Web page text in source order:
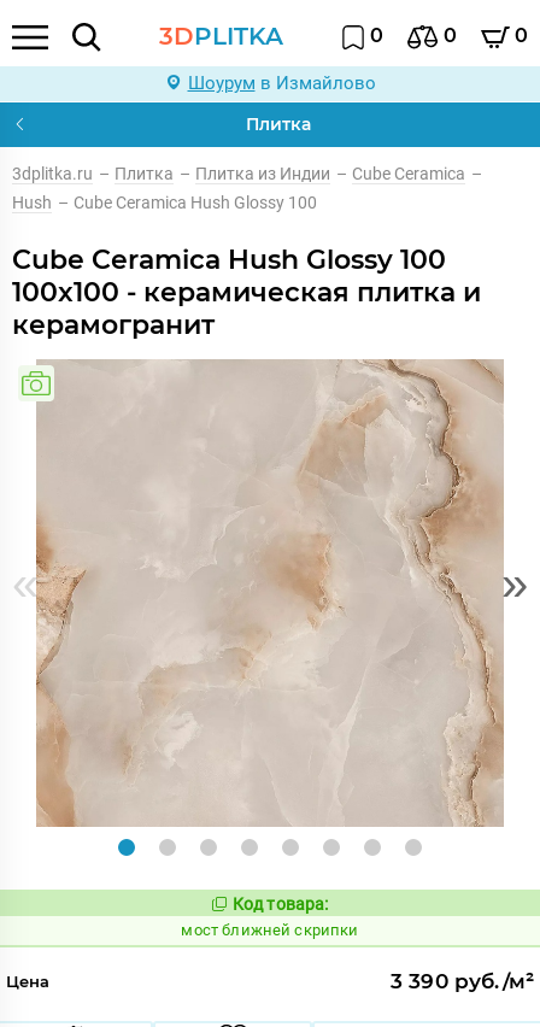
3DPLITKA 0 0 0
Шоурум в Измайлово
Плитка
3dplitka.ru – Плитка – Плитка из Индии – Cube Ceramica –
Hush – Cube Ceramica Hush Glossy 100
Cube Ceramica Hush Glossy 100
100x100 - керамическая плитка и
керамогранит
« »
Код:
1016342
Код товара:
мост ближней скрипки
Цена 3 390 руб./м²